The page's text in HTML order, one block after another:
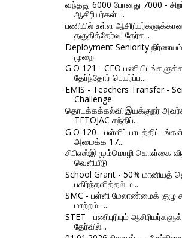
வந்தது 6000 போனது 7000 -
ஆசிரியர்கள் ...
பணியில் உள்ள
தகுதித்தேர்வு: தேர்ச...
Deployment Seniority
முறை
G.O 121 - CEO
தேர்ந்தோர் பெயர்ப்ப...
EMIS - Teachers Transfer -
Challenge
தொடக்கக்கல்வி இயக்குநர்
TETOJAC சந்திப்...
G.O 120 - பள்ளிப் பாடத்திட்டங்கள்
அமைக்க 17...
சிபிஎஸ்இ மும்மொழி கொள்கை
வெளியீடு
School Grant - 50% மானியத்
பகிர்ந்தளித்தல் ம...
SMC - பள்ளி மேலாண்மைக் குழு
மாற்றம் -...
STET - பணிபுரியும்
தேர்வில்...